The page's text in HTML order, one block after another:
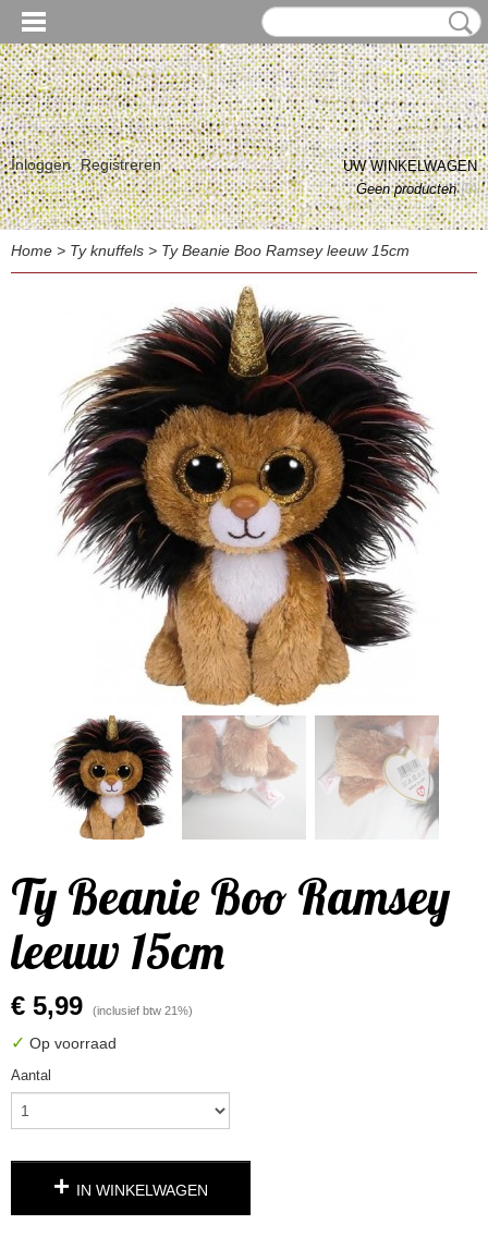
Inloggen Registreren
UW WINKELWAGEN
Geen producten(0)
Home > Ty knuffels > Ty Beanie Boo Ramsey leeuw 15cm
Ty Beanie Boo Ramsey
leeuw 15cm
€ 5,99 (inclusief btw 21%)
✓ Op voorraad
Aantal
IN WINKELWAGEN